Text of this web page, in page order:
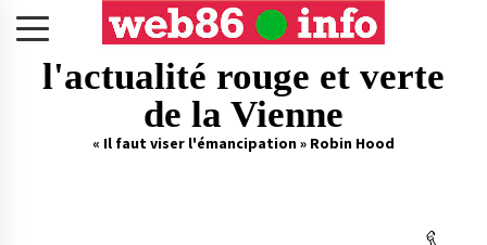
l'actualité rouge et verte
de la Vienne
« Il faut viser l'émancipation » Robin Hood